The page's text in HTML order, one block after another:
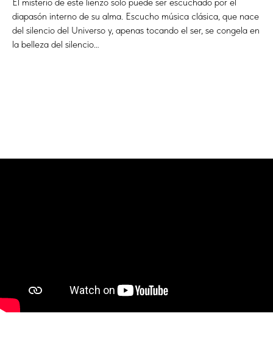
diapasón interno de su alma. Escucho música clásica, que nace
del silencio del Universo y, apenas tocando el ser, se congela en
la belleza del silencio…